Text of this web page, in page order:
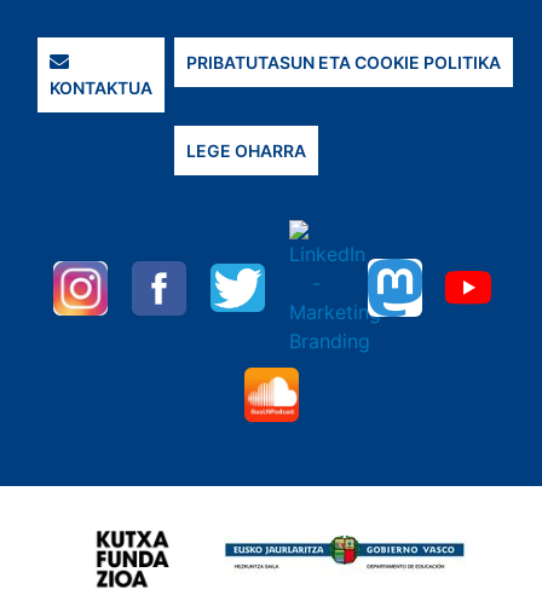
KONTAKTUA
PRIBATUTASUN ETA COOKIE POLITIKA
LEGE OHARRA